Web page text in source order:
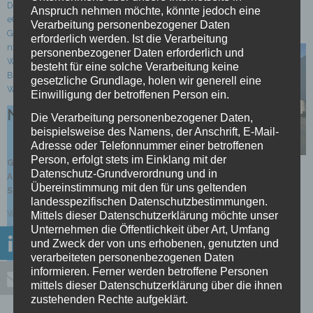
Deutsche Eisenbahn Service AG
eCom Logistik GmbH
GEODIS CL Germany GmbH
nxtbase technologies GmbH
Wirtschaftsförderung Land
Brandenburg GmbH (WFBB)
WISAG Dienstleistungsholding SE
Nächster Termin
Wird bald angekündigt
Gestalten Sie die Themen der
Arbeitsgruppe mit und bringen
Sie sich aktiv ein!
Wenn Sie an der Arbeitsgruppe
interessiert sind und mitmachen
möchten, wenden Sie sich gern an
die Geschäftsstelle des LNBB:
office@logistiknetz-bb.de
Seelbach und dem Team von
Onomotion.
Die Arbeitsgruppe
Citylogistik tagte am
31.09.2022
Bei unserem Online-Treffen ging es
um die Frage,wie autonome
Fahrzeuge die Logistik
entlasten können
Anspruch nehmen möchte, könnte jedoch eine
Verarbeitung personenbezogener Daten
erforderlich werden. Ist die Verarbeitung
personenbezogener Daten erforderlich und
besteht für eine solche Verarbeitung keine
gesetzliche Grundlage, holen wir generell eine
Einwilligung der betroffenen Person ein.
Die Verarbeitung personenbezogener Daten,
beispielsweise des Namens, der Anschrift, E-Mail-
Adresse oder Telefonnummer einer betroffenen
Person, erfolgt stets im Einklang mit der
Datenschutz-Grundverordnung und in
Übereinstimmung mit den für uns geltenden
landesspezifischen Datenschutzbestimmungen.
Mittels dieser Datenschutzerklärung möchte unser
Unternehmen die Öffentlichkeit über Art, Umfang
und Zweck der von uns erhobenen, genutzten und
verarbeiteten personenbezogenen Daten
informieren. Ferner werden betroffene Personen
mittels dieser Datenschutzerklärung über die ihnen
zustehenden Rechte aufgeklärt.